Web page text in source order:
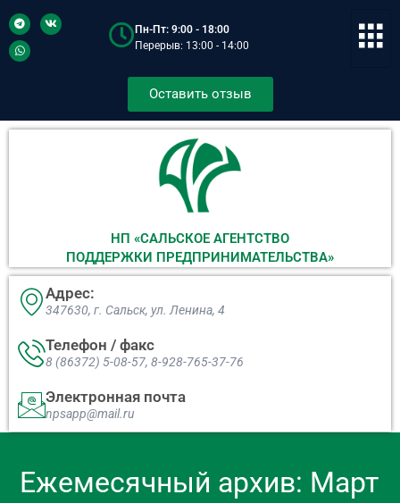
Пн-Пт: 9:00 - 18:00
Перерыв: 13:00 - 14:00
Оставить отзыв
НП «САЛЬСКОЕ АГЕНТСТВО
ПОДДЕРЖКИ ПРЕДПРИНИМАТЕЛЬСТВА»
Адрес:
347630, г. Сальск, ул. Ленина, 4​
Телефон / факс
8 (86372) 5-08-57, 8-928-765-37-76
Электронная почта
npsapp@mail.ru
Ежемесячный архив: Март